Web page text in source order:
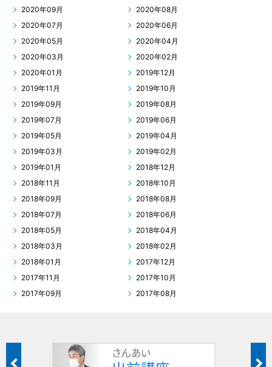
2020年09月
2020年08月
2020年07月
2020年06月
2020年05月
2020年04月
2020年03月
2020年02月
2020年01月
2019年12月
2019年11月
2019年10月
2019年09月
2019年08月
2019年07月
2019年06月
2019年05月
2019年04月
2019年03月
2019年02月
2019年01月
2018年12月
2018年11月
2018年10月
2018年09月
2018年08月
2018年07月
2018年06月
2018年05月
2018年04月
2018年03月
2018年02月
2018年01月
2017年12月
2017年11月
2017年10月
2017年09月
2017年08月